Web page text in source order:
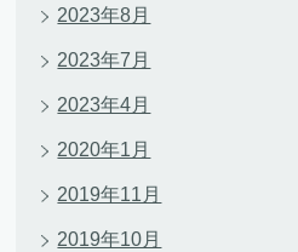
2023年8月
2023年7月
2023年4月
2020年1月
2019年11月
2019年10月